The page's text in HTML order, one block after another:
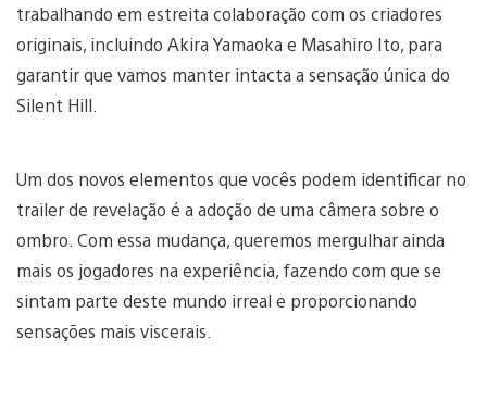
trabalhando em estreita colaboração com os criadores
originais, incluindo Akira Yamaoka e Masahiro Ito, para
garantir que vamos manter intacta a sensação única do
Silent Hill.
Um dos novos elementos que vocês podem identificar no
trailer de revelação é a adoção de uma câmera sobre o
ombro. Com essa mudança, queremos mergulhar ainda
mais os jogadores na experiência, fazendo com que se
sintam parte deste mundo irreal e proporcionando
sensações mais viscerais.